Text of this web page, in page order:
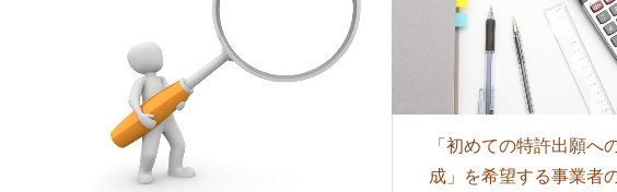
「初めての特許出願へ
成」を希望する事業者